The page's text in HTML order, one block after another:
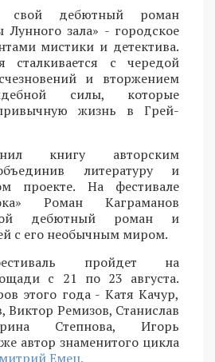
свой дебютный роман
зала» - городское
мистики и детектива.
сталкивается с чередой
и вторжением
силы, которые
жизнь в Грей-
книгу авторским
литературу и
проекте. На фестивале
Роман Каграманов
дебютный роман и
с его необычным миром.
пройдет на
с 21 по 23 августа.
этого года - Катя Качур,
Виктор Ремизов, Станислав
Степнова, Игорь
автор знаменитого цикла
Емец.